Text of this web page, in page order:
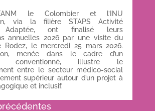
le Colombier et l’INU
via la filière STAPS Activité
Adaptée, ont finalisé leurs
annuelles 2026 par une visite du
Rodez, le mercredi 25 mars 2026.
menée dans le cadre d’un
conventionné, illustre le
entre le secteur médico-social
supérieur autour d’un projet à
et inclusif.